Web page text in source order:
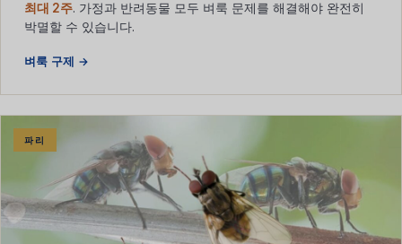
최대 2주. 가정과 반려동물 모두 벼룩 문제를 해결해야 완전히
박멸할 수 있습니다.
벼룩 구제 →
파리